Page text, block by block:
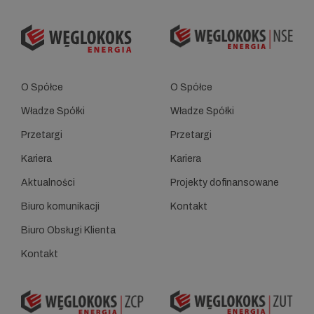
O Spółce
Władze Spółki
Przetargi
Kariera
Aktualności
Biuro komunikacji
Biuro Obsługi Klienta
Kontakt
O Spółce
Władze Spółki
Przetargi
Kariera
Projekty dofinansowane
Kontakt